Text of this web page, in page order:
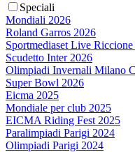
Speciali
Mondiali 2026
Roland Garros 2026
Sportmediaset Live
Scudetto Inter 2026
Olimpiadi Invernali Milano
Super Bowl 2026
Eicma 2025
Mondiale per club 2025
EICMA Riding Fest 2025
Paralimpiadi Parigi 2024
Olimpiadi Parigi 2024